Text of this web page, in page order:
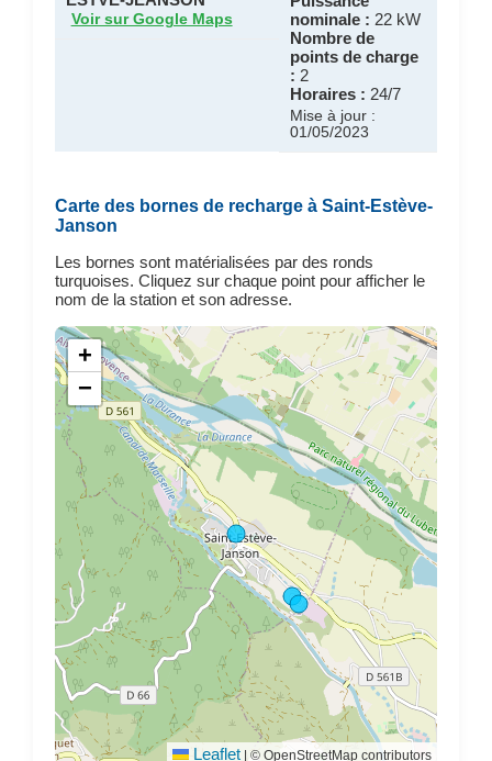
Voir sur Google Maps
nominale : 22 kW
Nombre de
points de charge
: 2
Horaires : 24/7
Mise à jour :
01/05/2023
Carte des bornes de recharge à Saint-Estève-
Janson
Les bornes sont matérialisées par des ronds
turquoises. Cliquez sur chaque point pour afficher le
nom de la station et son adresse.
+
−
Leaflet | © OpenStreetMap contributors